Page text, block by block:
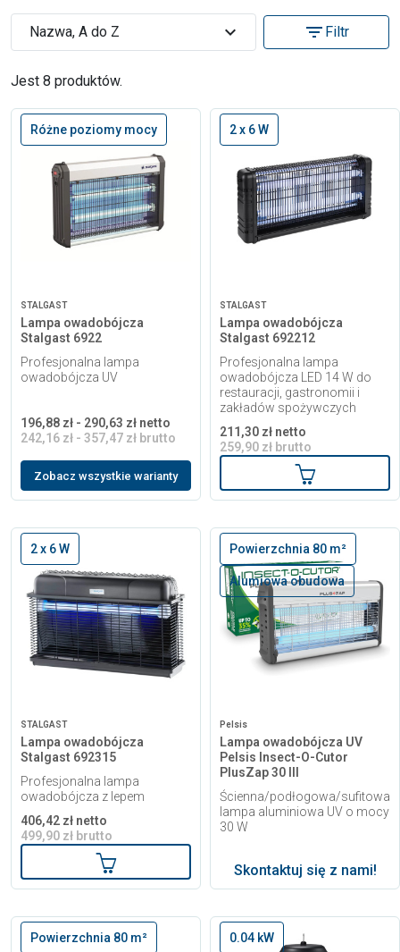
Jest 8 produktów.
Nazwa, A do Z expand_more filter_list Filtr
Różne poziomy mocy
STALGAST
Lampa owadobójcza
Stalgast 6922
Profesjonalna lampa
owadobójcza UV
196,88 zł - 290,63 zł netto
242,16 zł - 357,47 zł brutto
Zobacz wszystkie warianty
2 x 6 W
STALGAST
Lampa owadobójcza
Stalgast 692212
Profesjonalna lampa
owadobójcza LED 14 W do
restauracji, gastronomii i
zakładów spożywczych
211,30 zł netto
259,90 zł brutto
Dodaj do
2 x 6 W
STALGAST
Lampa owadobójcza
Stalgast 692315
Profesjonalna lampa
owadobójcza z lepem
406,42 zł netto
499,90 zł brutto
Dodaj do koszyka
Powierzchnia 80 m²
Alumiowa obudowa
Pelsis
Lampa owadobójcza UV
Pelsis Insect-O-Cutor
PlusZap 30 III
Ścienna/podłogowa/sufitowa
lampa aluminiowa UV o mocy
30 W
Skontaktuj się z nami!
Powierzchnia 80 m² 0.04 kW